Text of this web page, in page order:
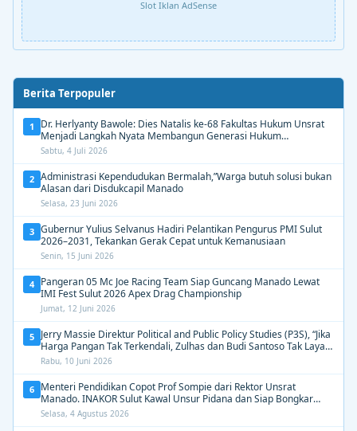
Slot Iklan AdSense
Berita Terpopuler
1
Dr. Herlyanty Bawole: Dies Natalis ke-68 Fakultas Hukum Unsrat
Menjadi Langkah Nyata Membangun Generasi Hukum
Berdampak
Sabtu, 4 Juli 2026
2 Administrasi Kependudukan Bermalah,”Warga butuh solusi bukan
Alasan dari Disdukcapil Manado
Selasa, 23 Juni 2026
3 Gubernur Yulius Selvanus Hadiri Pelantikan Pengurus PMI Sulut
2026–2031, Tekankan Gerak Cepat untuk Kemanusiaan
Senin, 15 Juni 2026
4 Pangeran 05 Mc Joe Racing Team Siap Guncang Manado Lewat
IMI Fest Sulut 2026 Apex Drag Championship
Jumat, 12 Juni 2026
5 Jerry Massie Direktur Political and Public Policy Studies (P3S), “Jika
Harga Pangan Tak Terkendali, Zulhas dan Budi Santoso Tak Layak
Dipertahankan”
Rabu, 10 Juni 2026
6 Menteri Pendidikan Copot Prof Sompie dari Rektor Unsrat
Manado. INAKOR Sulut Kawal Unsur Pidana dan Siap Bongkar
Aroma Busuk di Suksesi Rektor
Selasa, 4 Agustus 2026